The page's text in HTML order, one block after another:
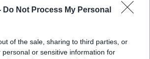
Do Not Process My Personal
of the sale, sharing to third parties, or
personal or sensitive information for